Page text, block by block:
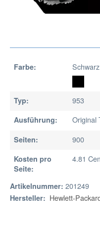
Farbe: Schwarz
Typ: 953
Ausführung: Original
Seiten: 900
Kosten pro
Seite:
4.81
Artikelnummer: 201249
Hersteller: Hewlett-